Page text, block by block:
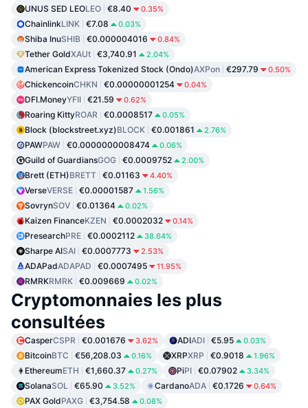
UNUS SED LEOLEO €8.40 0.35%
ChainlinkLINK €7.08 0.03%
Shiba InuSHIB €0.000004016 0.84%
Tether GoldXAUt €3,740.91 2.04%
American Express Tokenized Stock (Ondo)AXPon €297.79 0.50%
ChickencoinCHKN €0.00000001254 0.04%
DFI.MoneyYFII €21.59 0.62%
Roaring KittyROAR €0.0008517 0.05%
Block (blockstreet.xyz)BLOCK €0.001861 2.76%
PAWPAW €0.0000000008474 0.06%
Guild of GuardiansGOG €0.0009752 2.00%
Brett (ETH)BRETT €0.01163 4.40%
VerseVERSE €0.00001587 1.56%
SovrynSOV €0.01364 0.02%
Kaizen FinanceKZEN €0.0002032 0.14%
PresearchPRE €0.0002112 38.64%
Sharpe AISAI €0.0007773 2.53%
ADAPadADAPAD €0.0007495 11.95%
RMRKRMRK €0.009669 0.02%
Cryptomonnaies les plus
consultées
CasperCSPR €0.001676 3.62% ADIADI €5.95 0.03%
BitcoinBTC €56,208.03 0.16% XRPXRP €0.9018 1.96%
EthereumETH €1,660.37 0.27% PiPI €0.07902 3.34%
SolanaSOL €65.90 3.52% CardanoADA €0.1726 0.64%
PAX GoldPAXG €3,754.58 0.08%